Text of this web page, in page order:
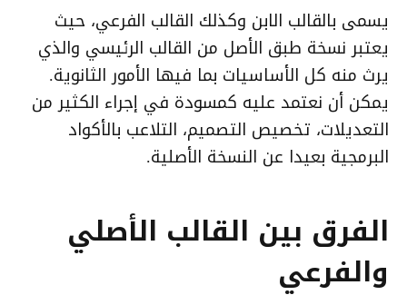
يسمى بالقالب الابن وكذلك القالب الفرعي، حيث
يعتبر نسخة طبق الأصل من القالب الرئيسي والذي
يرث منه كل الأساسيات بما فيها الأمور الثانوية.
يمكن أن نعتمد عليه كمسودة في إجراء الكثير من
التعديلات، تخصيص التصميم، التلاعب بالأكواد
البرمجية بعيدا عن النسخة الأصلية.
الفرق بين القالب الأصلي
والفرعي